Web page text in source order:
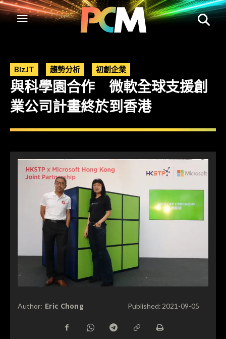
Biz.IT 趨勢分析 初創企業
與科學園合作 微軟全球支援創
業公司計畫終於到香港
Author: Eric Chong Published:2021-09-05